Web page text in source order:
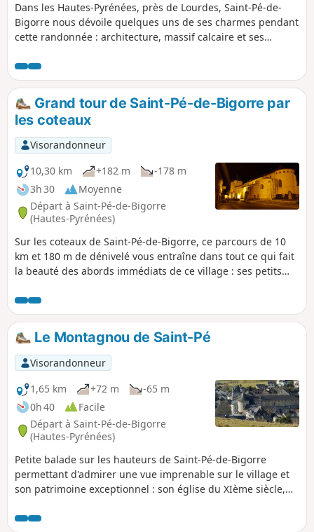
Dans les Hautes-Pyrénées, près de Lourdes, Saint-Pé-de-
Bigorre nous dévoile quelques uns de ses charmes pendant
cette randonnée : architecture, massif calcaire et ses
environnantes), et même son pont du Diable !
Grand tour de Saint-Pé-de-Bigorre par
les coteaux
Visorandonneur
10,30 km
+182 m
-178 m
3h 30
Moyenne
Départ à Saint-Pé-de-Bigorre
(Hautes-Pyrénées)
Sur les coteaux de Saint-Pé-de-Bigorre, ce parcours de 10
km et 180 m de dénivelé vous entraîne dans tout ce qui fait
la beauté des abords immédiats de ce village : ses petits
habitations, bref son patrimoine rural.En marche normale
ou en running, saint-péen ou ami de passage, vous
prendrez ici du plaisir !
Le Montagnou de Saint-Pé
Visorandonneur
1,65 km
+72 m
-65 m
0h 40
Facile
Départ à Saint-Pé-de-Bigorre
(Hautes-Pyrénées)
Petite balade sur les hauteurs de Saint-Pé-de-Bigorre
permettant d'admirer une vue imprenable sur le village et
son patrimoine exceptionnel : son église du XIème siècle,
remarquables du XVe au XVIIIe siècles. Belle vue également